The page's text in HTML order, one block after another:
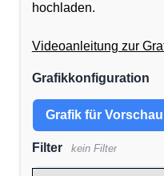
hochladen.
Videoanleitung zur
Grafikkonfiguration
Grafik für Vorschau
Filter kein Filter